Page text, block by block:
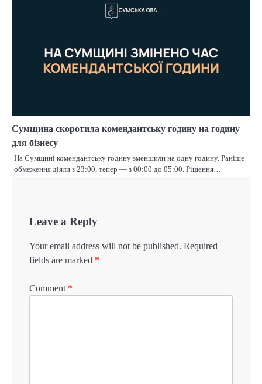
Сумщина скоротила комендантську годину на годину
для бізнесу
На Сумщині комендантську годину зменшили на одну годину. Раніше
обмеження діяли з 23:00, тепер — з 00:00 до 05:00. Рішення…
Leave a Reply
Your email address will not be published. Required
fields are marked *
Comment *